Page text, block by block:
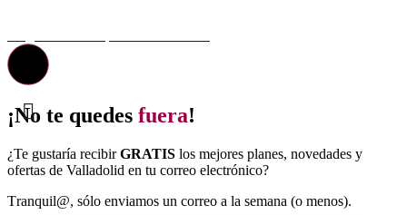
¡No te quedes fuera!
¿Te gustaría recibirGRATIS los mejores planes, novedades y
ofertas de Valladolid en tu correo electrónico?
Tranquil@, sólo enviamos un correo a la semana (o menos).